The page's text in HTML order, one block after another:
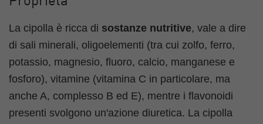
La cipolla è ricca di sostanze nutritive, vale a dire
di sali minerali, oligoelementi (tra cui zolfo, ferro,
potassio, magnesio, fluoro, calcio, manganese e
fosforo), vitamine (vitamina C in particolare, ma
anche A, complesso B ed E), mentre i flavonoidi
presenti svolgono un'azione diuretica. La cipolla